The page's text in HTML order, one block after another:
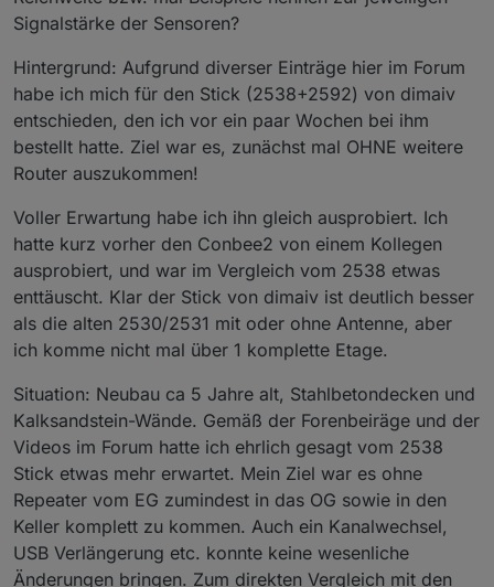
Signalstärke der Sensoren?
Hintergrund: Aufgrund diverser Einträge hier im Forum
habe ich mich für den Stick (2538+2592) von dimaiv
entschieden, den ich vor ein paar Wochen bei ihm
bestellt hatte. Ziel war es, zunächst mal OHNE weitere
Router auszukommen!
Voller Erwartung habe ich ihn gleich ausprobiert. Ich
hatte kurz vorher den Conbee2 von einem Kollegen
ausprobiert, und war im Vergleich vom 2538 etwas
enttäuscht. Klar der Stick von dimaiv ist deutlich besser
als die alten 2530/2531 mit oder ohne Antenne, aber
ich komme nicht mal über 1 komplette Etage.
Situation: Neubau ca 5 Jahre alt, Stahlbetondecken und
Kalksandstein-Wände. Gemäß der Forenbeiräge und der
Videos im Forum hatte ich ehrlich gesagt vom 2538
Stick etwas mehr erwartet. Mein Ziel war es ohne
Repeater vom EG zumindest in das OG sowie in den
Keller komplett zu kommen. Auch ein Kanalwechsel,
USB Verlängerung etc. konnte keine wesenliche
Änderungen bringen. Zum direkten Vergleich mit den